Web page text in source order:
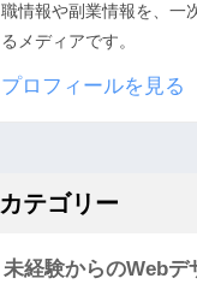
職情報や副業情報を、一
るメディアです。
プロフィールを見る
カテゴリー
未経験からのWebデ